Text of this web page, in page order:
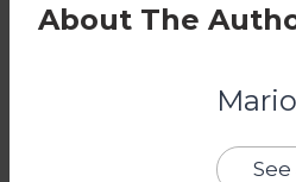
About The